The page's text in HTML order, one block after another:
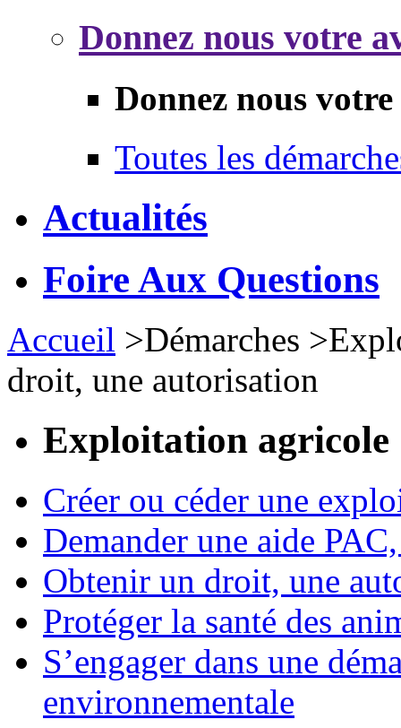
Donnez nous votre
Donnez nous
Toutes les
Actualités
Foire Aux Questions
Accueil >Démarches >
droit, une autorisation
Exploitation agricole
Créer ou céder une
Demander une aide
Obtenir un droit, une
Protéger la santé des
S’engager dans une
environnementale